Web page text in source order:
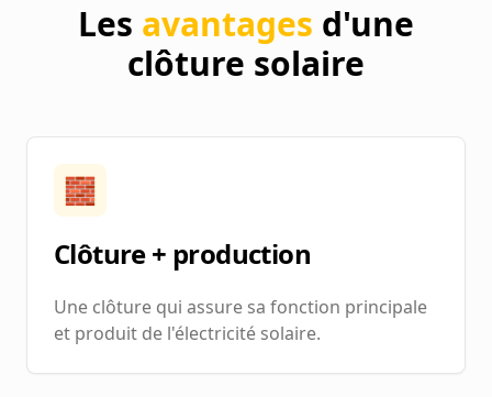
Les avantages d'une
clôture solaire
🧱
Clôture + production
Une clôture qui assure sa fonction principale
et produit de l'électricité solaire.